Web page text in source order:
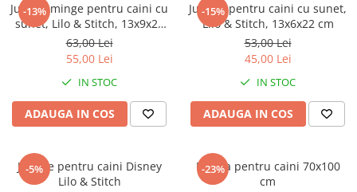
-13%
Jucarie minge pentru caini cu
sunet, Lilo & Stitch, 13x9x24
cm
63,00 Lei
55,00 Lei
IN STOC
ADAUGA IN COS
-15%
Jucarie pentru caini cu sunet,
Lilo & Stitch, 13x6x22 cm
53,00 Lei
45,00 Lei
IN STOC
ADAUGA IN COS
-5%
Jucarie pentru caini Disney
Lilo & Stitch
-23%
Patura pentru caini 70x100
cm